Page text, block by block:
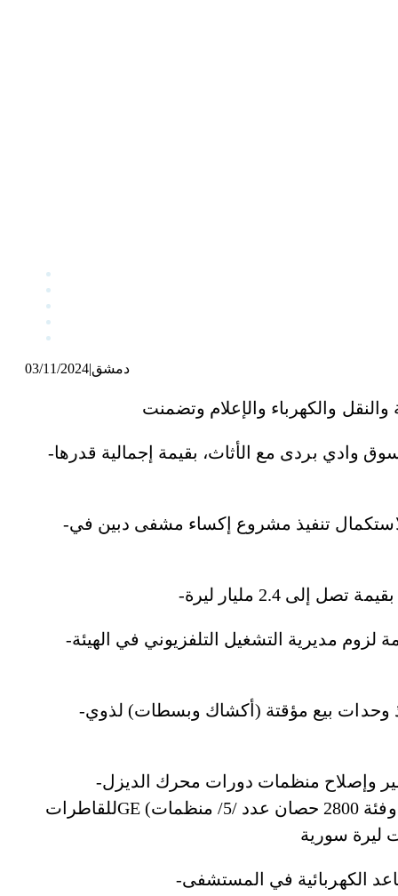
03/11/2024|دمشق
-المصادقة على العقد المبرم لصالح محافظة ريف دمشق لتأهيل ثانوية مدرسة حسين شعبان في سوق وادي بردى مع الأثاث، بقيمة إجمالية قدرها
-المصادقة على العقد المبرم بين وزارة الأشغال العامة والإسكان والشركة العامة للبناء والتعمير لاستكمال تنفيذ مشروع إكساء مشفى دبين في
-المصادقة على العقد المبرم لصالح الهيئة العامة للإذاعة والتلفزيون لتقديم تجهيزات المراقبة العامة لزوم مديرية التشغيل التلفزيوني في الهيئة
-المصادقة على العقد المبرم بين مجلس مدينة حمص والشركة العامة للبناء والتعمير لإنشاء وتنفيذ وحدات بيع مؤقتة (أكشاك وبسطات) لذوي
-المصادقة على العقد المبرم لصالح المؤسسة العامة للخطوط الحديدية السورية لتنفيذ أعمال تعمير وإصلاح منظمات دورات محرك الديزل
للقاطراتGE (فئة 1800 حصان عدد /4/منظمات وفئة 2800 حصان عدد /5/ منظمات) واختبارها ومعايرتها على الجهاز الخاص بمعايرة هذه المنظمات